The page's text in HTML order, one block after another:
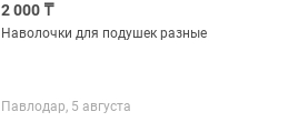
2 000 ₸
Наволочки для подушек разные
Павлодар, 5 августа